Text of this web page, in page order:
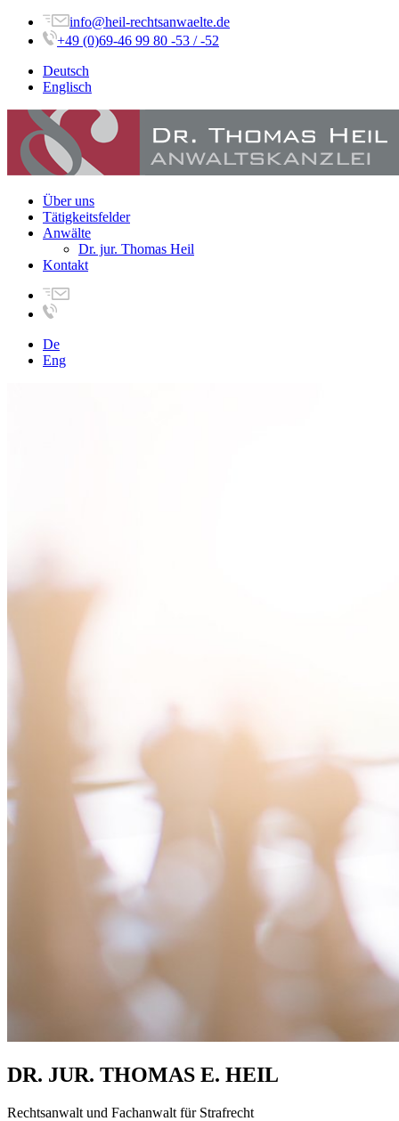
info@heil-rechtsanwaelte.de
+49 (0)69-46 99 80 -53 / -52
Deutsch
Englisch
Über uns
Tätigkeitsfelder
Anwälte
Dr. jur. Thomas Heil
Kontakt
De
Eng
DR. JUR. THOMAS E. HEIL
Rechtsanwalt und Fachanwalt für Strafrecht